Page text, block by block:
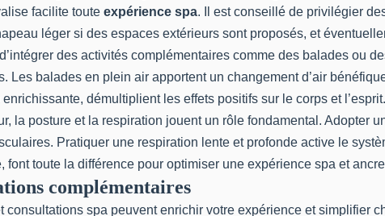
facilite toute expérience spa. Il est conseillé de privilégier
léger si des espaces extérieurs sont proposés, et
des activités complémentaires comme des balades ou
Les balades en plein air apportent un changement d’air
démultiplient les effets positifs sur le corps et l’esprit.
la posture et la respiration jouent un rôle fondamental. Adopter
Pratiquer une respiration lente et profonde active le
font toute la différence pour optimiser une expérience spa et
complémentaires
consultations spa peuvent enrichir votre expérience et simplifier